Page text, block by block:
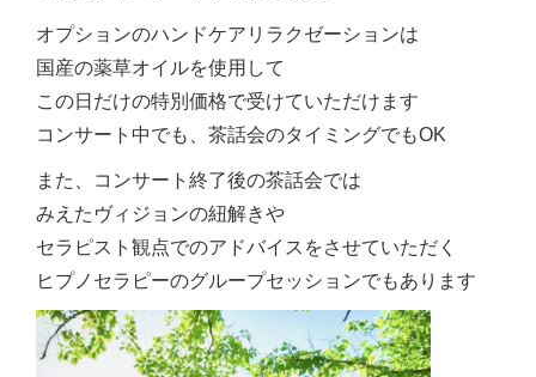
オプションのハンドケアリラクゼーションは
国産の薬草オイルを使用して
この日だけの特別価格で受けていただけます
コンサート中でも、茶話会のタイミングでもOK
また、コンサート終了後の茶話会では
みえたヴィジョンの紐解きや
セラピスト観点でのアドバイスをさせていただく
ヒプノセラピーのグループセッションでもあります